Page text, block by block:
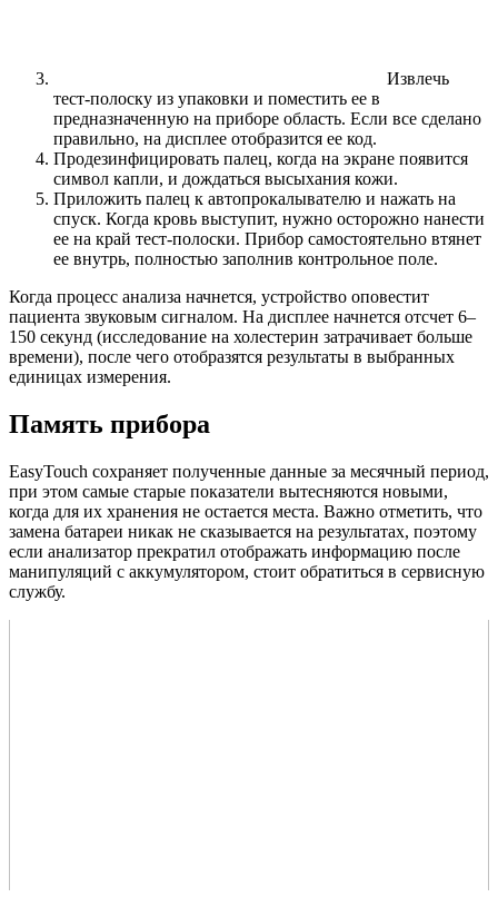
Извлечь
тест-полоску из упаковки и поместить ее в
предназначенную на приборе область. Если все сделано
правильно, на дисплее отобразится ее код.
Продезинфицировать палец, когда на экране появится
символ капли, и дождаться высыхания кожи.
Приложить палец к автопрокалывателю и нажать на
спуск. Когда кровь выступит, нужно осторожно нанести
ее на край тест-полоски. Прибор самостоятельно втянет
ее внутрь, полностью заполнив контрольное поле.
Когда процесс анализа начнется, устройство оповестит
пациента звуковым сигналом. На дисплее начнется отсчет 6–
150 секунд (исследование на холестерин затрачивает больше
времени), после чего отобразятся результаты в выбранных
единицах измерения.
Память прибора
EasyTouch сохраняет полученные данные за месячный период,
при этом самые старые показатели вытесняются новыми,
когда для их хранения не остается места. Важно отметить, что
замена батареи никак не сказывается на результатах, поэтому
если анализатор прекратил отображать информацию после
манипуляций с аккумулятором, стоит обратиться в сервисную
службу.